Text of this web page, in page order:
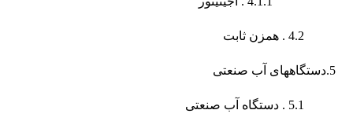
4.2 . همزن ثابت
5.دستگاه­های آب صنعتی
5.1 . دستگاه آب صنعتی